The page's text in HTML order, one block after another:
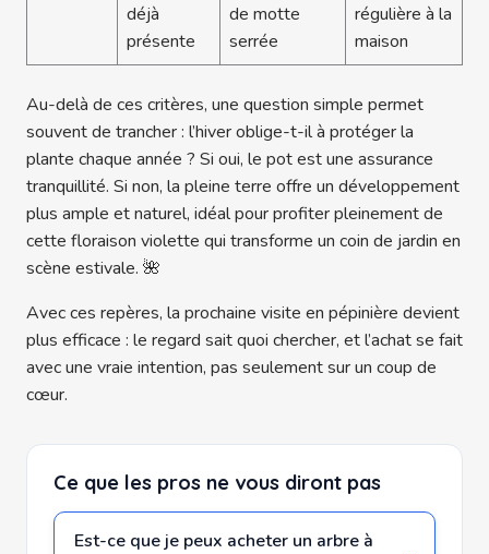
déjà
présente
de motte
serrée
régulière à la
maison
Au-delà de ces critères, une question simple permet
souvent de trancher : l’hiver oblige-t-il à protéger la
plante chaque année ? Si oui, le pot est une assurance
tranquillité. Si non, la pleine terre offre un développement
plus ample et naturel, idéal pour profiter pleinement de
cette floraison violette qui transforme un coin de jardin en
scène estivale. 🌺
Avec ces repères, la prochaine visite en pépinière devient
plus efficace : le regard sait quoi chercher, et l’achat se fait
avec une vraie intention, pas seulement sur un coup de
cœur.
Ce que les pros ne vous diront pas
Est-ce que je peux acheter un arbre à